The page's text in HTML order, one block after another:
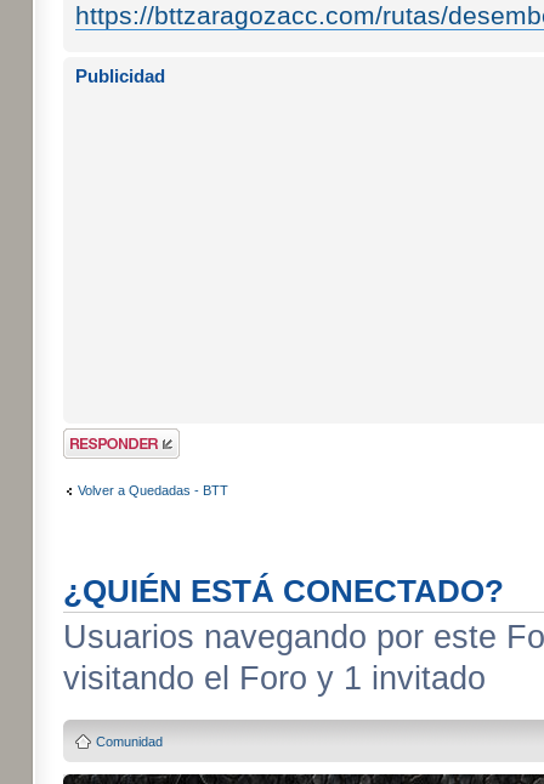
https://bttzaragozacc.com/rutas/
Publicidad
Publicar una
respuesta
Volver a Quedadas - BTT
¿QUIÉN ESTÁ CONECTADO?
Usuarios navegando por este
visitando el Foro y 1 invitado
Comunidad